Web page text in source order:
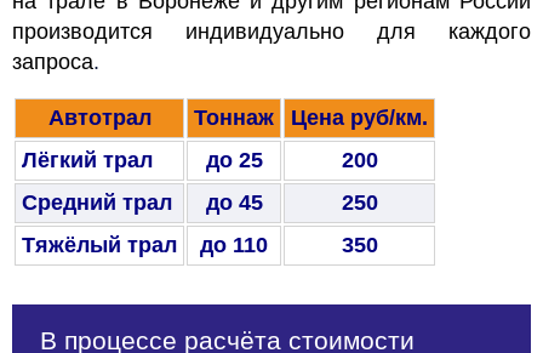
производится индивидуально для каждого
запроса.
Автотрал Тоннаж
Цена руб/км.
Лёгкий трал
до 25
200
Средний трал
до 45
250
Тяжёлый трал
до 110 350
В процессе расчёта стоимости